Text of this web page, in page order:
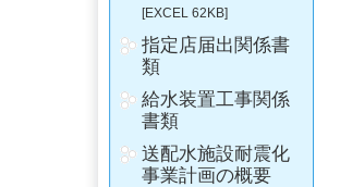
[EXCEL 62KB]
指定店届出関係書
類
給水装置工事関係
書類
送配水施設耐震化
事業計画の概要